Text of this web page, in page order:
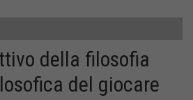
della filosofia
del giocare